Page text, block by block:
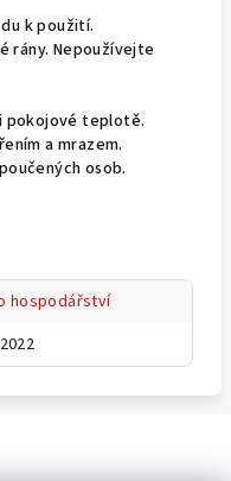
k použití.
rány. Nepoužívejte
pokojové teplotě.
a mrazem.
osob.
hospodářství